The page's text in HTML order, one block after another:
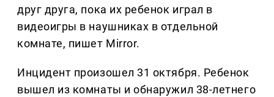
друг друга, пока их ребенок играл в
видеоигры в наушниках в отдельной
комнате, пишет Mirror.
Инцидент произошел 31 октября. Ребенок
вышел из комнаты и обнаружил 38-летнего